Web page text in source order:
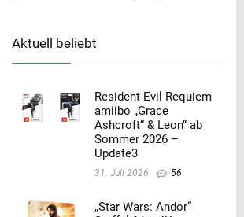
Aktuell beliebt
Resident Evil Requiem
amiibo „Grace
Ashcroft“ & Leon“ ab
Sommer 2026 –
Update3
31. Juli 2026 56
„Star Wars: Andor“